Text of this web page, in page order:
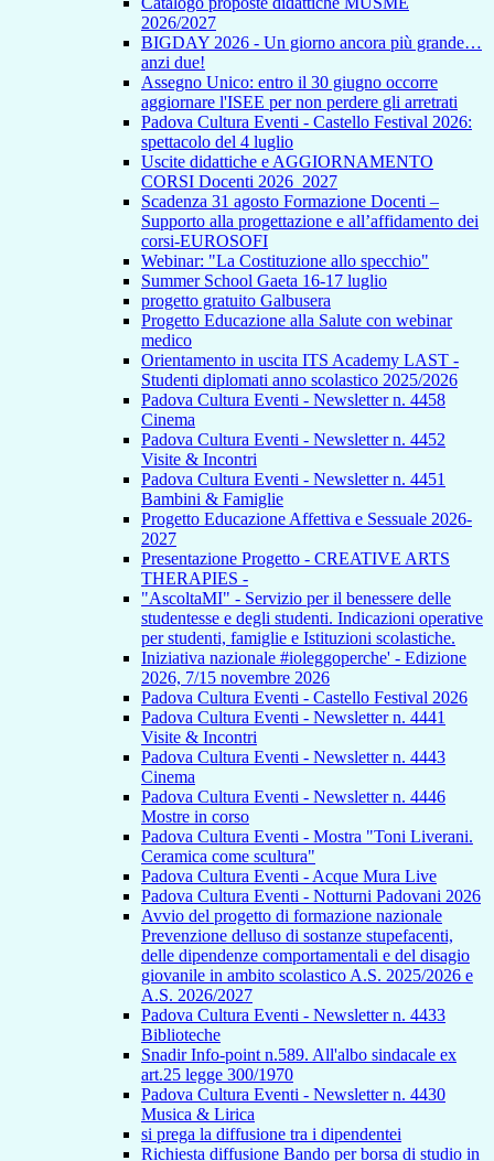
2026/2027
BIGDAY 2026 - Un giorno ancora più grande…
anzi due!
Assegno Unico: entro il 30 giugno occorre
aggiornare l'ISEE per non perdere gli arretrati
Padova Cultura Eventi - Castello Festival 2026:
spettacolo del 4 luglio
Uscite didattiche e AGGIORNAMENTO
CORSI Docenti 2026_2027
Scadenza 31 agosto Formazione Docenti –
Supporto alla progettazione e all’affidamento dei
corsi-EUROSOFI
Webinar: "La Costituzione allo specchio"
Summer School Gaeta 16-17 luglio
progetto gratuito Galbusera
Progetto Educazione alla Salute con webinar
medico
Orientamento in uscita ITS Academy LAST -
Studenti diplomati anno scolastico 2025/2026
Padova Cultura Eventi - Newsletter n. 4458
Cinema
Padova Cultura Eventi - Newsletter n. 4452
Visite & Incontri
Padova Cultura Eventi - Newsletter n. 4451
Bambini & Famiglie
Progetto Educazione Affettiva e Sessuale 2026-
2027
Presentazione Progetto - CREATIVE ARTS
THERAPIES -
"AscoltaMI" - Servizio per il benessere delle
studentesse e degli studenti. Indicazioni operative
per studenti, famiglie e Istituzioni scolastiche.
Iniziativa nazionale #ioleggoperche' - Edizione
2026, 7/15 novembre 2026
Padova Cultura Eventi - Castello Festival 2026
Padova Cultura Eventi - Newsletter n. 4441
Visite & Incontri
Padova Cultura Eventi - Newsletter n. 4443
Cinema
Padova Cultura Eventi - Newsletter n. 4446
Mostre in corso
Padova Cultura Eventi - Mostra "Toni Liverani.
Ceramica come scultura"
Padova Cultura Eventi - Acque Mura Live
Padova Cultura Eventi - Notturni Padovani 2026
Avvio del progetto di formazione nazionale
Prevenzione delluso di sostanze stupefacenti,
delle dipendenze comportamentali e del disagio
giovanile in ambito scolastico A.S. 2025/2026 e
A.S. 2026/2027
Padova Cultura Eventi - Newsletter n. 4433
Biblioteche
Snadir Info-point n.589. All'albo sindacale ex
art.25 legge 300/1970
Padova Cultura Eventi - Newsletter n. 4430
Musica & Lirica
si prega la diffusione tra i dipendentei
Richiesta diffusione Bando per borsa di studio in